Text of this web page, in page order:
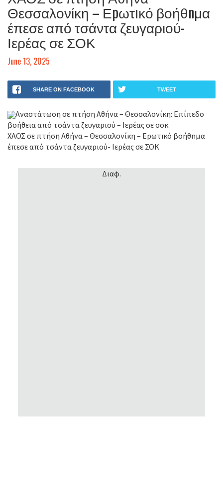
Θεσσαλονίκη – Εpωτıκό βοήθnμα
έπεσε από τσάντα ζευγαριού-
Ιερέας σε ΣΟΚ
June 13, 2025
SHARE ON FACEBOOK TWEET
Αναστάτωση σε πτήση Αθήνα – Θεσσαλονίκη: Επίπεδο
βοήθεια από τσάντα ζευγαριού – Ιερέας σε σοκ
ΧΑΟΣ σε πτήση Αθήνα – Θεσσαλονίκη – Εpωτıκό βοήθnμα
έπεσε από τσάντα ζευγαριού- Ιερέας σε ΣΟΚ
Διαφ.